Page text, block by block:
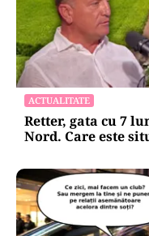
ACTUALITATE
Retter, gata cu 7
Nord. Care este